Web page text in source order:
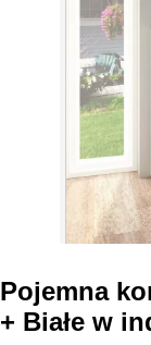
Pojemna
+ Białe w